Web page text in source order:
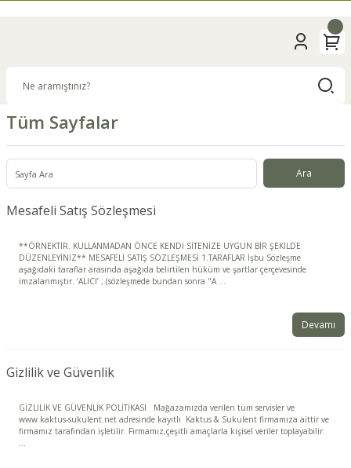
Tüm Sayfalar
Mesafeli Satış Sözleşmesi
**ÖRNEKTİR. KULLANMADAN ÖNCE KENDİ SİTENİZE UYGUN BİR ŞEKİLDE
DÜZENLEYİNİZ** MESAFELİ SATIŞ SÖZLEŞMESİ 1.TARAFLAR İşbu Sözleşme
aşağıdaki taraflar arasında aşağıda belirtilen hüküm ve şartlar çerçevesinde
imzalanmıştır. ‘ALICI’ ; (sözleşmede bundan sonra "A ...
Devamı
Gizlilik ve Güvenlik
GİZLİLİK VE GÜVENLİK POLİTİKASI Mağazamızda verilen tüm servisler ve
www.kaktus-sukulent.net adresinde kayıtlı Kaktus & Sukulent firmamıza aittir ve
firmamız tarafından işletilir. Firmamız,çeşitli amaçlarla kişisel veriler toplayabilir.
...